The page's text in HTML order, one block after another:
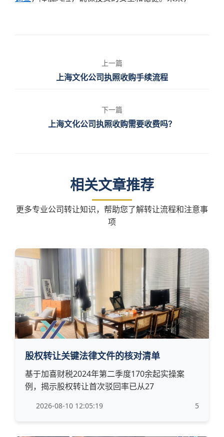
上一篇
上海文化公司执照收购手续流程
下一篇
上海文化公司执照收购需要收费吗？
相关文章推荐
更多专业公司转让知识，帮助您了解转让流程和注意事
项
股权转让关键法律文件的核对清单
基于加喜财税2024年第二季度170余起实操案
例，揭示股权转让首次驳回率已从27
2026-08-10 12:05:19 5